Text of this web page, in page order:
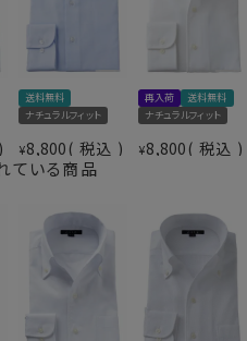
ャツスタイル。
るポケットなしにて生
カラーシャツ
がオープンカラーのよ
つながって出来ている、
ャツ。
ンの位置を少し下げてい
･4L-47cm
LL-90cm
送料無料
ナチュラルフィット
¥8,800 税込
再入荷
送料無料
ナチュラルフィット
¥8,800 税込
ている商品